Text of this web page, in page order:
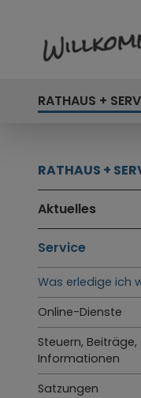
RATHAUS +
RATHAUS +
Aktuelles
Service
Was erledige ich
Online-Dienste
Steuern, Beiträge,
Informationen
Satzungen